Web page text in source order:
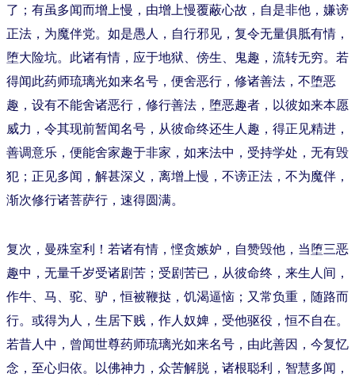
了；有虽多闻而增上慢，由增上慢覆蔽心故，自是非他，嫌谤
正法，为魔伴党。如是愚人，自行邪见，复令无量俱胝有情，
堕大险坑。此诸有情，应于地狱、傍生、鬼趣，流转无穷。若
得闻此药师琉璃光如来名号，便舍恶行，修诸善法，不堕恶
趣，设有不能舍诸恶行，修行善法，堕恶趣者，以彼如来本愿
威力，令其现前暂闻名号，从彼命终还生人趣，得正见精进，
善调意乐，便能舍家趣于非家，如来法中，受持学处，无有毁
犯；正见多闻，解甚深义，离增上慢，不谤正法，不为魔伴，
渐次修行诸菩萨行，速得圆满。
复次，曼殊室利！若诸有情，悭贪嫉妒，自赞毁他，当堕三恶
趣中，无量千岁受诸剧苦；受剧苦已，从彼命终，来生人间，
作牛、马、驼、驴，恒被鞭挞，饥渴逼恼；又常负重，随路而
行。或得为人，生居下贱，作人奴婢，受他驱役，恒不自在。
若昔人中，曾闻世尊药师琉璃光如来名号，由此善因，今复忆
念，至心归依。以佛神力，众苦解脱，诸根聪利，智慧多闻，